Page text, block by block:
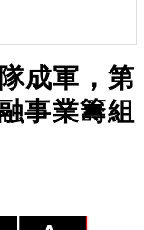
成軍，第
事業籌組